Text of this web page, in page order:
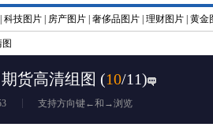
科技图片 房产图片 奢侈品图片 理财图片 黄金
货高清组图 (10/11)
支持方向键←和→浏览